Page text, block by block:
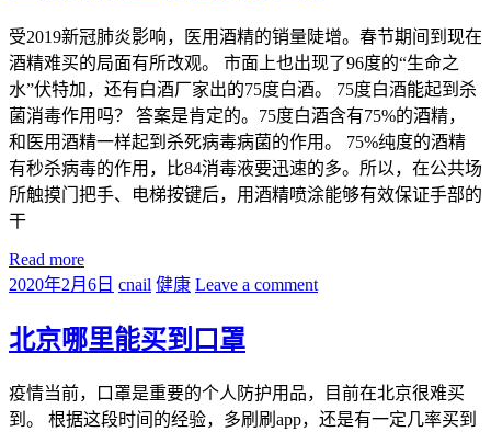
受2019新冠肺炎影响，医用酒精的销量陡增。春节期间到现在
酒精难买的局面有所改观。 市面上也出现了96度的“生命之
水”伏特加，还有白酒厂家出的75度白酒。 75度白酒能起到杀
菌消毒作用吗？ 答案是肯定的。75度白酒含有75%的酒精，
和医用酒精一样起到杀死病毒病菌的作用。 75%纯度的酒精
有秒杀病毒的作用，比84消毒液要迅速的多。所以，在公共场
所触摸门把手、电梯按键后，用酒精喷涂能够有效保证手部的
干
Read more
2020年2月6日 cnail 健康 Leave a comment
北京哪里能买到口罩
疫情当前，口罩是重要的个人防护用品，目前在北京很难买
到。 根据这段时间的经验，多刷刷app，还是有一定几率买到